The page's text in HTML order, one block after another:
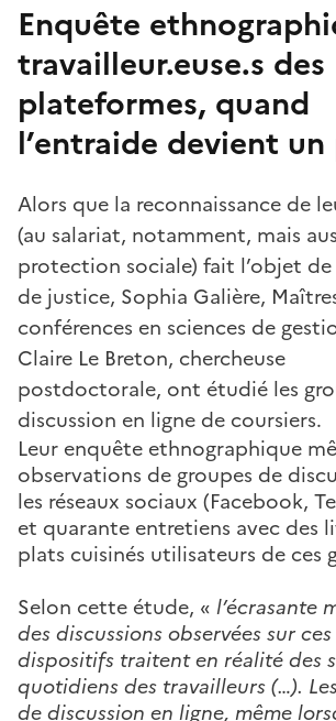
Enquête
travailleur.euse.s des
plateformes, quand
l’entraide devient un
Alors que la reconnaissance de
(au salariat, notamment, mais
protection sociale) fait l’objet
de justice, Sophia Galière,
conférences en sciences de
Claire Le Breton, chercheuse
postdoctorale, ont étudié les
discussion en ligne de coursiers.
Leur enquête ethnographique
observations de groupes de
les réseaux sociaux (Facebook,
et quarante entretiens avec des
plats cuisinés utilisateurs de ces
Selon cette étude, « l’écrasante
des discussions observées sur ces
dispositifs traitent en réalité des
quotidiens des travailleurs (…).
de discussion en ligne, même